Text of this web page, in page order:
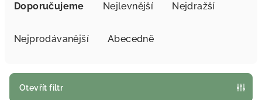
Doporučujeme Nejlevnější Nejdražší
Nejprodávanější Abecedně
Otevřít filtr